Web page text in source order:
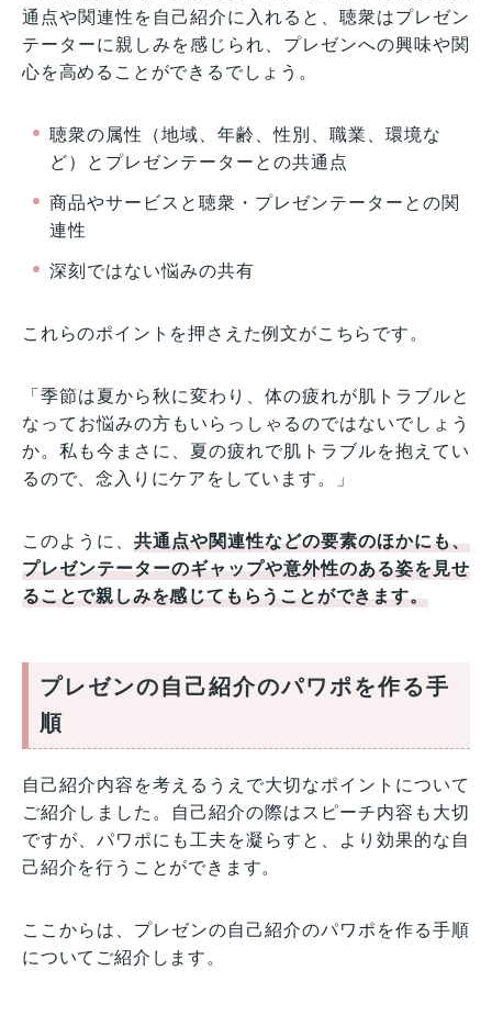
通点や関連性を自己紹介に入れると、聴衆はプレゼン
テーターに親しみを感じられ、プレゼンへの興味や関
心を高めることができるでしょう。
聴衆の属性（地域、年齢、性別、職業、環境な
ど）とプレゼンテーターとの共通点
商品やサービスと聴衆・プレゼンテーターとの関
連性
深刻ではない悩みの共有
これらのポイントを押さえた例文がこちらです。
「季節は夏から秋に変わり、体の疲れが肌トラブルと
なってお悩みの方もいらっしゃるのではないでしょう
か。私も今まさに、夏の疲れで肌トラブルを抱えてい
るので、念入りにケアをしています。」
このように、共通点や関連性などの要素のほかにも、
プレゼンテーターのギャップや意外性のある姿を見せ
ることで親しみを感じてもらうことができます。
プレゼンの自己紹介のパワポを作る手
順
自己紹介内容を考えるうえで大切なポイントについて
ご紹介しました。自己紹介の際はスピーチ内容も大切
ですが、パワポにも工夫を凝らすと、より効果的な自
己紹介を行うことができます。
ここからは、プレゼンの自己紹介のパワポを作る手順
についてご紹介します。